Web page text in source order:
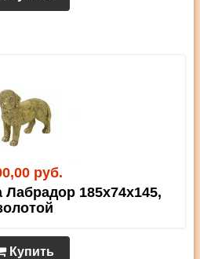
руб.
Лабрадор 185х74х145,
Купить